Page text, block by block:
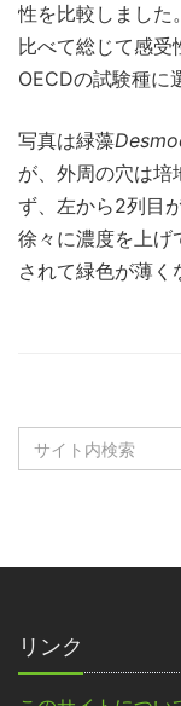
性を比較しました。
比べて総じて感
OECDの試験種に
写真は緑藻
が、外周の穴は培
ず、左から2列目
徐々に濃度を上げ
されて緑色が薄く
リンク